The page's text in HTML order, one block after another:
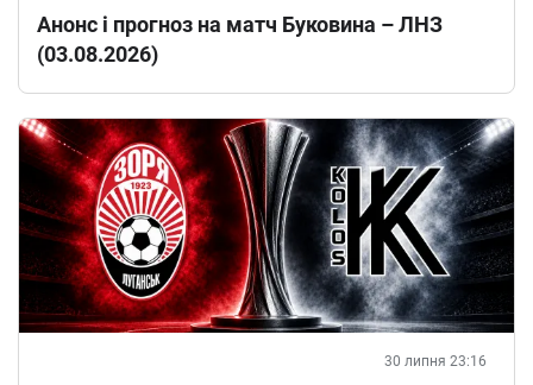
Анонс і прогноз на матч Буковина – ЛНЗ
(03.08.2026)
30 липня 23:16